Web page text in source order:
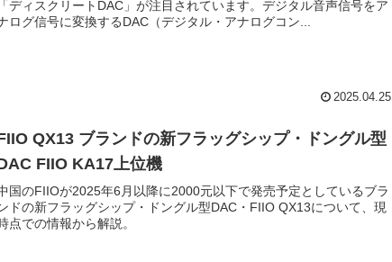
「ディスクリートDAC」が注目されています。デジタル音声信号をア
ログ信号に変換するDAC（デジタル・アナログコン...
2025.04.25
QX13 ブランドの新フラッグシップ・ドングル型
FIIO KA17上位機
国のFIIOが2025年6月以降に2000元以下で発売予定としているブラ
ドの新フラッグシップ・ドングル型DAC・FIIO QX13について、現
点での情報から解説。